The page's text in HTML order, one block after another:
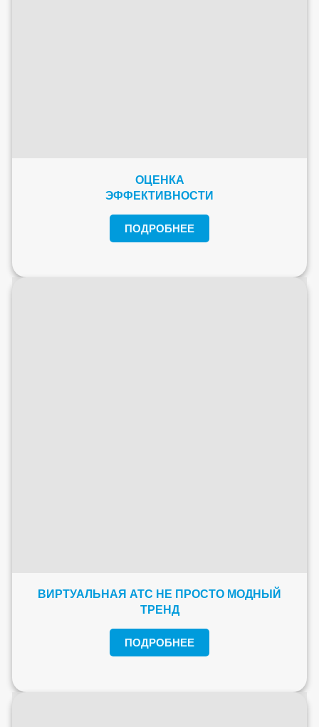
ОЦЕНКА
ЭФФЕКТИВНОСТИ
ПОДРОБНЕЕ
ВИРТУАЛЬНАЯ АТС НЕ ПРОСТО МОДНЫЙ
ТРЕНД
ПОДРОБНЕЕ